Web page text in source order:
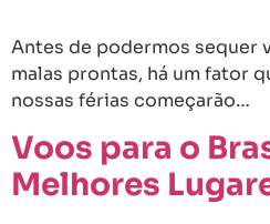
Antes de podermos sequer
malas prontas, há um fator
nossas férias começarão…
Voos para o
Melhores